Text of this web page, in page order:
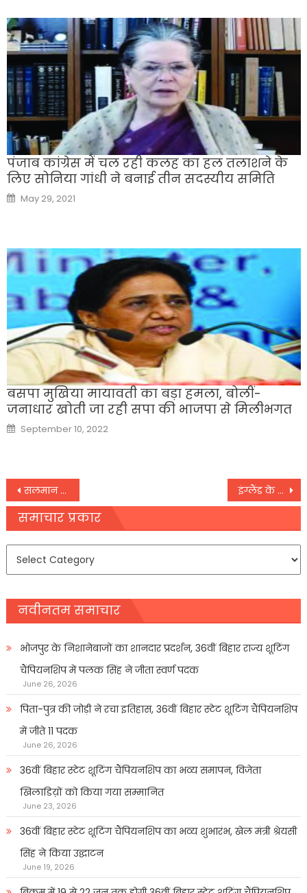
पंजाब कांग्रेस में चल रही कलह का हल तलाशने के
लिए सोनिया गांधी ने बनाई तीन सदस्यीय समिति
Posted
on
May 29, 2021
बसपा मुखिया मायावती का बड़ा हमला, बोलीं-
जनाधार खोती जा रही सपा की भाजपा से मिलीभगत
Posted
on
September 10, 2022
Post
navigation
सलमान खान की अपील- बुरे वक्त के बीतने तक हमें पॉजिटिव बने रहना है इंग्लैंड के खिलाफ टेस्ट सीरीज में नहीं खेलेंगे ट्रेंट बोल्ट, WTC Final में लेंगे हिस्सा
समाचार प्रकार
नवीनतम समाचार
भोजपुर के निशानेबाजों का शानदार प्रदर्शन, 36वीं बिहार राज्य शूटिंग
चैंपियनशिप में पलक सिंह ने जीता स्वर्ण पदक
June 26, 2026
पिता-पुत्र की जोड़ी ने रचा इतिहास, 36वीं बिहार स्टेट शूटिंग चैंपियनशिप
में जीते 11 पदक
June 26, 2026
36वीं बिहार स्टेट शूटिंग चैंपियनशिप का भव्य समापन, विजेता
खिलाडिय़ों को किया गया सम्मानित
June 23, 2026
36वीं बिहार स्टेट शूटिंग चैंपियनशिप का भव्य शुभारंभ, खेल मंत्री श्रेयसी
सिंह ने किया उद्घाटन
June 19, 2026